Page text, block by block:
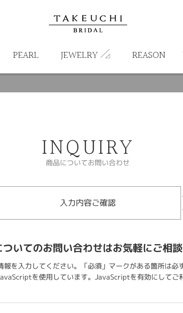
PEARL JEWELRY REASON
INQUIRY
商品についてお問い合わせ
入力内容ご確認
いてのお問い合わせはお気軽にご相
報を入力してください。「必須」マークがある箇所は必
を使用しています。JavaScriptを有効にしてご